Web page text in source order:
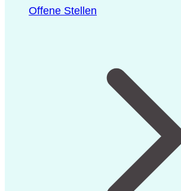
Offene Stellen